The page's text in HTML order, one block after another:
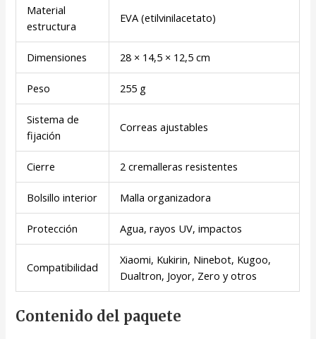
Material
estructura
EVA (etilvinilacetato)
Dimensiones 28 × 14,5 × 12,5 cm
Peso 255 g
Sistema de
fijación
Correas ajustables
Cierre 2 cremalleras resistentes
Bolsillo interior Malla organizadora
Protección Agua, rayos UV, impactos
Compatibilidad
Xiaomi, Kukirin, Ninebot, Kugoo,
Dualtron, Joyor, Zero y otros
Contenido del paquete